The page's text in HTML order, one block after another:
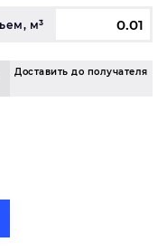
м³
Доставить до получателя